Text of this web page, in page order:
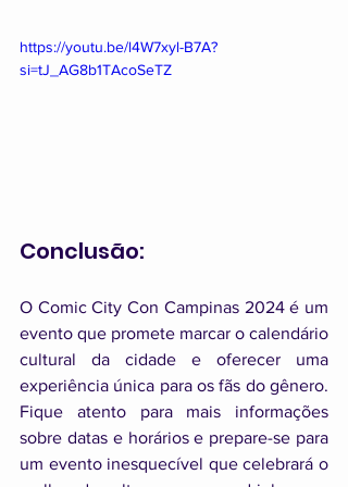
https://youtu.be/l4W7xyl-B7A?
si=tJ_AG8b1TAcoSeTZ
Conclusão:
O Comic City Con Campinas 2024 é um
evento que promete marcar o calendário
cultural da cidade e oferecer uma
experiência única para os fãs do gênero.
Fique atento para mais informações
sobre datas e horários e prepare-se para
um evento inesquecível que celebrará o